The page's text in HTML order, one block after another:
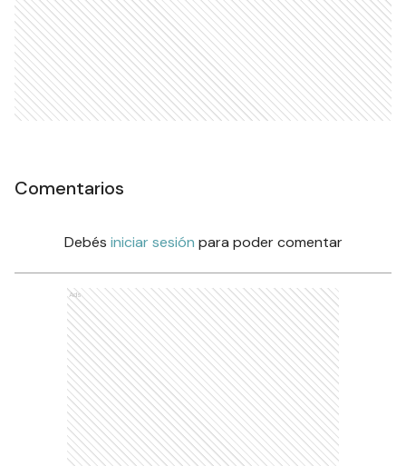
Comentarios
Debés iniciar sesión para poder comentar
Ads